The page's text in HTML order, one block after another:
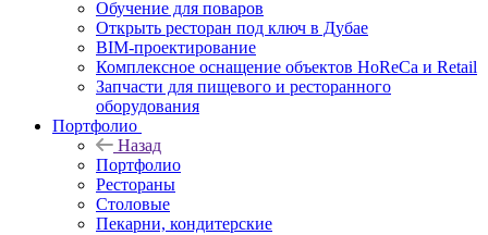
Обучение для поваров
Открыть ресторан под ключ в Дубае
BIM-проектирование
Комплексное оснащение объектов HoReCa и Retail
Запчасти для пищевого и ресторанного
оборудования
Портфолио
Назад
Портфолио
Рестораны
Столовые
Пекарни, кондитерские